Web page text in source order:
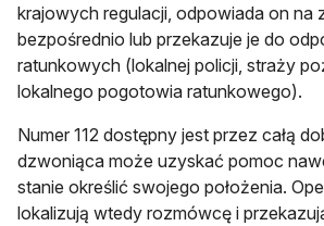
krajowych regulacji, odpowiada on na
bezpośrednio lub przekazuje je do
ratunkowych (lokalnej policji, straży
lokalnego pogotowia ratunkowego).
Numer 112 dostępny jest przez całą
dzwoniąca może uzyskać pomoc
stanie określić swojego położenia.
lokalizują wtedy rozmówcę i